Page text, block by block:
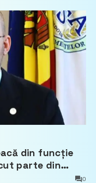
din funcție
parte din
0